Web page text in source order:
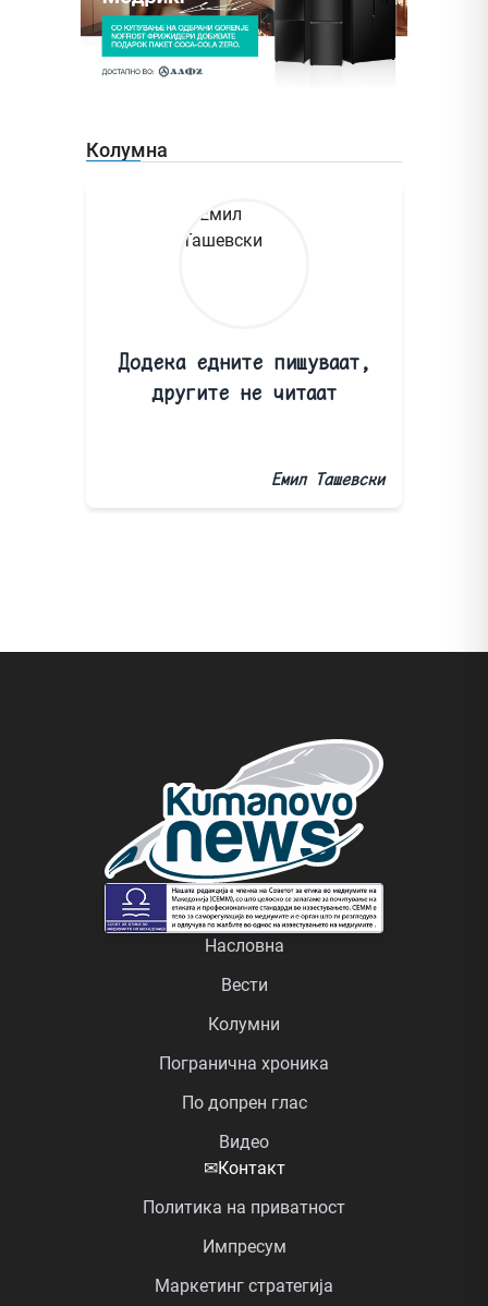
Колумна
Додека едните пишуваат,
другите не читаат
Емил Ташевски
Насловна
Вести
Колумни
Погранична хроника
По допрен глас
Видео
✉Контакт
Политика на приватност
Импресум
Маркетинг стратегија